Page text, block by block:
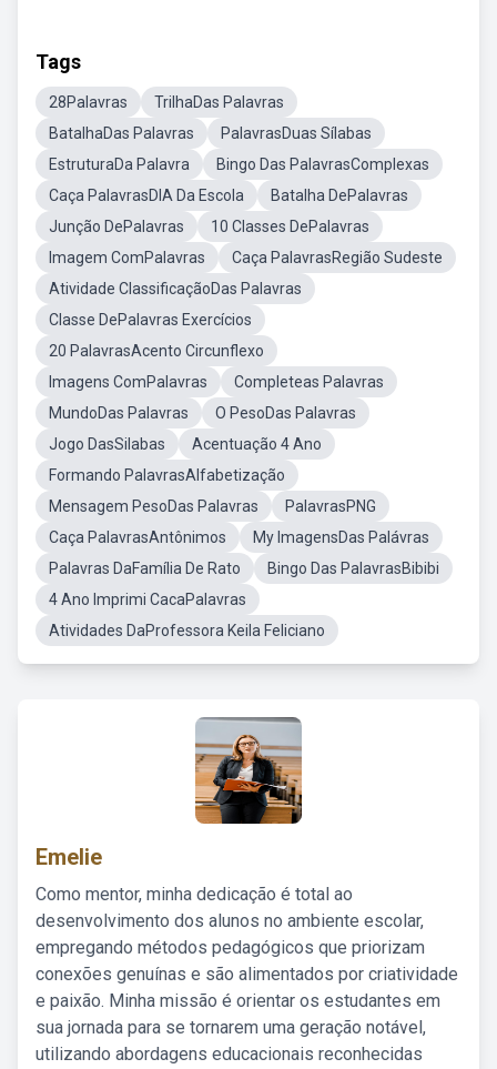
Tags
28Palavras
TrilhaDas Palavras
BatalhaDas Palavras
PalavrasDuas Sílabas
EstruturaDa Palavra
Bingo Das PalavrasComplexas
Caça PalavrasDIA Da Escola
Batalha DePalavras
Junção DePalavras
10 Classes DePalavras
Imagem ComPalavras
Caça PalavrasRegião Sudeste
Atividade ClassificaçãoDas Palavras
Classe DePalavras Exercícios
20 PalavrasAcento Circunflexo
Imagens ComPalavras
Completeas Palavras
MundoDas Palavras
O PesoDas Palavras
Jogo DasSilabas
Acentuação 4 Ano
Formando PalavrasAlfabetização
Mensagem PesoDas Palavras
PalavrasPNG
Caça PalavrasAntônimos
My ImagensDas Palávras
Palavras DaFamília De Rato
Bingo Das PalavrasBibibi
4 Ano Imprimi CacaPalavras
Atividades DaProfessora Keila Feliciano
Emelie
Como mentor, minha dedicação é total ao
desenvolvimento dos alunos no ambiente escolar,
empregando métodos pedagógicos que priorizam
conexões genuínas e são alimentados por criatividade
e paixão. Minha missão é orientar os estudantes em
sua jornada para se tornarem uma geração notável,
utilizando abordagens educacionais reconhecidas